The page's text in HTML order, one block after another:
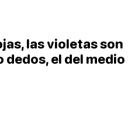
las violetas son
el del medio